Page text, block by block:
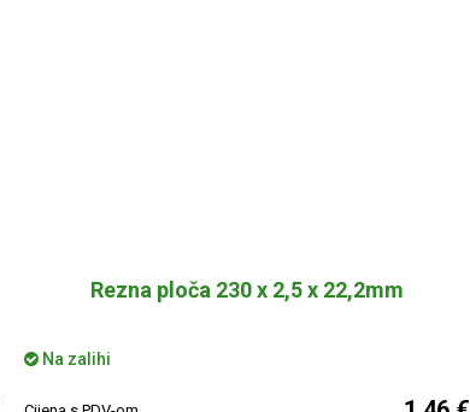
Rezna ploča 230 x 2,5 x 22,2mm
Na zalihi